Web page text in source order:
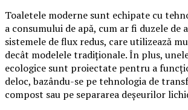
Toaletele moderne sunt echipate cu
a consumului de apă, cum ar fi duzele de
sistemele de flux redus, care utilizează
decât modelele tradiționale. În plus,
ecologice sunt proiectate pentru a
deloc, bazându-se pe tehnologia de
compost sau pe separarea deșeurilor